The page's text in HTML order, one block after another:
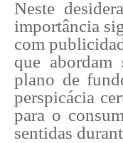
Neste
importância
com
que
plano de
perspicácia
para o
sentidas